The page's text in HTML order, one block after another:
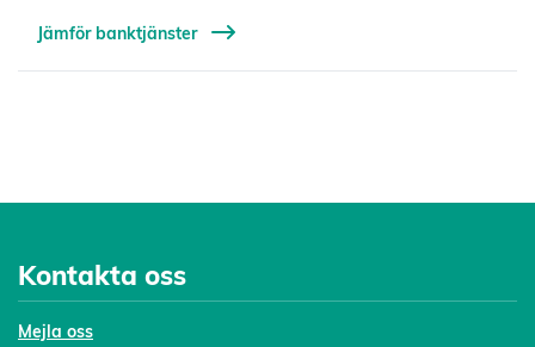
Jämför banktjänster
Kontakta oss
Mejla oss